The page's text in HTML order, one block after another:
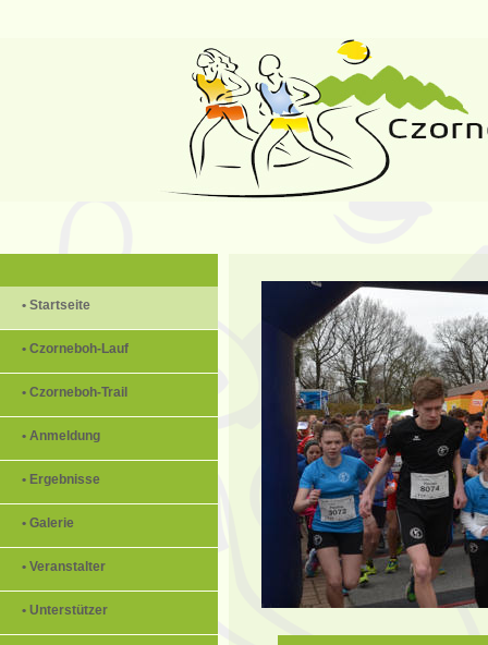
• Startseite
• Czorneboh-Lauf
• Czorneboh-Trail
• Anmeldung
• Ergebnisse
• Galerie
• Veranstalter
• Unterstützer